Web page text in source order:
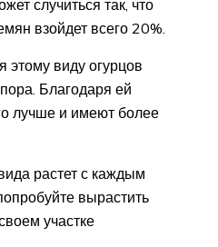
случиться так, что
взойдет всего 20%.
виду огурцов
Благодаря ей
лучше и имеют более
растет с каждым
вырастить
участке